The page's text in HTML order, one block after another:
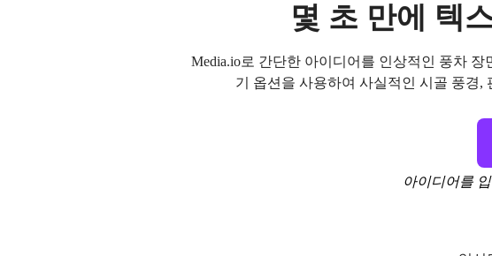
몇 초 만에 텍
Media.io로 간단한 아이디어를 인상적인 풍차
기 옵션을 사용하여 사실적인 시골 풍경,
아이디어를